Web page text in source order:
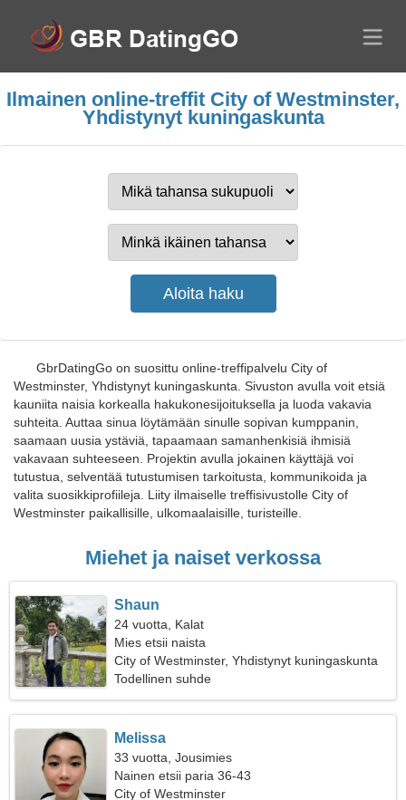
Ilmainen online-treffit City of Westminster,
Yhdistynyt kuningaskunta
GbrDatingGo on suosittu online-treffipalvelu City of
Westminster, Yhdistynyt kuningaskunta. Sivuston avulla voit etsiä
kauniita naisia korkealla hakukonesijoituksella ja luoda vakavia
suhteita. Auttaa sinua löytämään sinulle sopivan kumppanin,
saamaan uusia ystäviä, tapaamaan samanhenkisiä ihmisiä
vakavaan suhteeseen. Projektin avulla jokainen käyttäjä voi
tutustua, selventää tutustumisen tarkoitusta, kommunikoida ja
valita suosikkiprofiileja. Liity ilmaiselle treffisivustolle City of
Westminster paikallisille, ulkomaalaisille, turisteille.
Miehet ja naiset verkossa
Shaun
24 vuotta, Kalat
Mies etsii naista
City of Westminster, Yhdistynyt kuningaskunta
Todellinen suhde
Melissa
33 vuotta, Jousimies
Nainen etsii paria 36-43
City of Westminster